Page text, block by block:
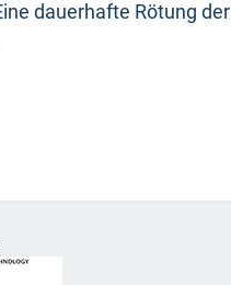
dauerhafte Rötung der